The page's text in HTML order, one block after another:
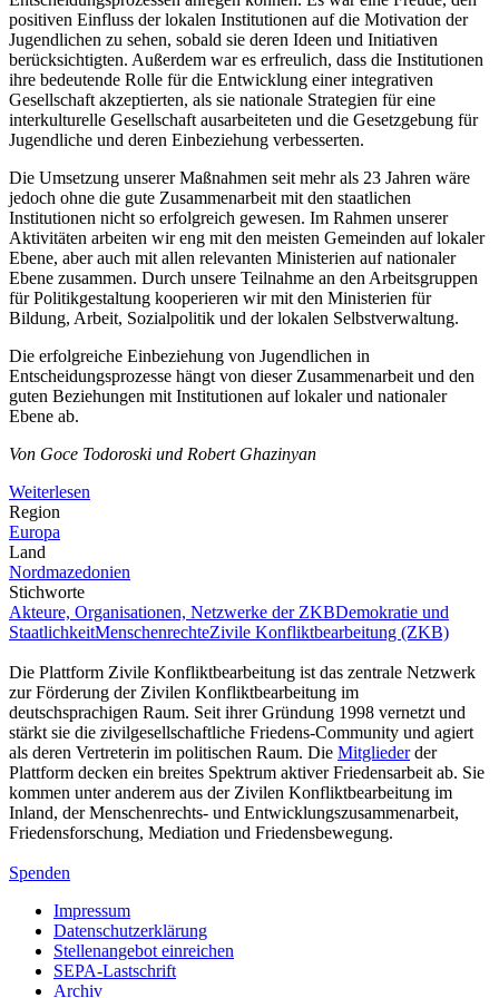
positiven Einfluss der lokalen Institutionen auf die Motivation der
Jugendlichen zu sehen, sobald sie deren Ideen und Initiativen
berücksichtigten. Außerdem war es erfreulich, dass die Institutionen
ihre bedeutende Rolle für die Entwicklung einer integrativen
Gesellschaft akzeptierten, als sie nationale Strategien für eine
interkulturelle Gesellschaft ausarbeiteten und die Gesetzgebung für
Jugendliche und deren Einbeziehung verbesserten.
Die Umsetzung unserer Maßnahmen seit mehr als 23 Jahren wäre
jedoch ohne die gute Zusammenarbeit mit den staatlichen
Institutionen nicht so erfolgreich gewesen. Im Rahmen unserer
Aktivitäten arbeiten wir eng mit den meisten Gemeinden auf lokaler
Ebene, aber auch mit allen relevanten Ministerien auf nationaler
Ebene zusammen. Durch unsere Teilnahme an den Arbeitsgruppen
für Politikgestaltung kooperieren wir mit den Ministerien für
Bildung, Arbeit, Sozialpolitik und der lokalen Selbstverwaltung.
Die erfolgreiche Einbeziehung von Jugendlichen in
Entscheidungsprozesse hängt von dieser Zusammenarbeit und den
guten Beziehungen mit Institutionen auf lokaler und nationaler
Ebene ab.
Von Goce Todoroski und Robert Ghazinyan
Weiterlesen
Region
Europa
Land
Nordmazedonien
Stichworte
Akteure, Organisationen, Netzwerke der ZKBDemokratie und
StaatlichkeitMenschenrechteZivile Konfliktbearbeitung (ZKB)
Die Plattform Zivile Konfliktbearbeitung ist das zentrale Netzwerk
zur Förderung der Zivilen Konfliktbearbeitung im
deutschsprachigen Raum. Seit ihrer Gründung 1998 vernetzt und
stärkt sie die zivilgesellschaftliche Friedens-Community und agiert
als deren Vertreterin im politischen Raum. Die Mitgliederder
Plattform decken ein breites Spektrum aktiver Friedensarbeit ab. Sie
kommen unter anderem aus der Zivilen Konfliktbearbeitung im
Inland, der Menschenrechts- und Entwicklungszusammenarbeit,
Friedensforschung, Mediation und Friedensbewegung.
Spenden
Impressum
Datenschutzerklärung
Stellenangebot einreichen
SEPA-Lastschrift
Archiv